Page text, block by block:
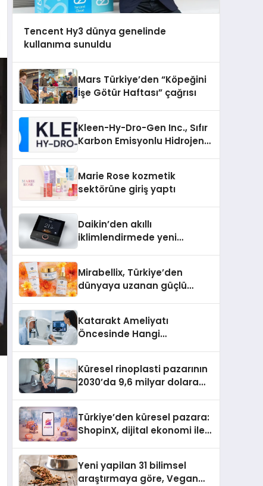
Tencent Hy3 dünya genelinde
kullanıma sunuldu
Mars Türkiye’den “Köpeğini
İşe Götür Haftası” çağrısı
Kleen-Hy-Dro-Gen Inc., Sıfır
Karbon Emisyonlu Hidrojen
Aldı
Marie Rose kozmetik
sektörüne giriş yaptı
Daikin’den akıllı
iklimlendirmede yeni
Mirabellix, Türkiye’den
dünyaya uzanan güçlü
Katarakt Ameliyatı
Öncesinde Hangi
Küresel rinoplasti pazarının
2030’da 9,6 milyar dolara
Türkiye’den küresel pazara:
ShopinX, dijital ekonomi ile
Yeni yapilan 31 bilimsel
araştırmaya göre, Vegan